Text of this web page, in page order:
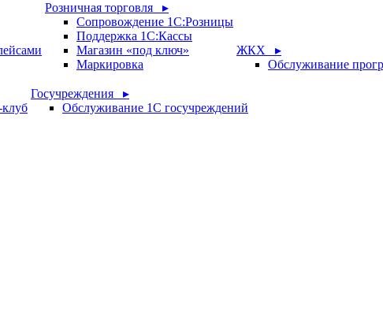
Розничная торговля ▸
Сопровождение 1С:Розницы
Поддержка 1С:Кассы
Магазин «под ключ»
Маркировка
ЖКХ ▸
Обслуживание
Госучреждения ▸
Обслуживание 1С госучреждений